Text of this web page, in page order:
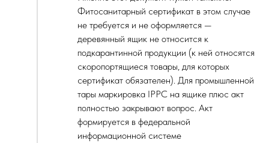
Фитосанитарный сертификат в этом случае
не требуется и не оформляется —
деревянный ящик не относится к
подкарантинной продукции (к ней относятся
скоропортящиеся товары, для которых
сертификат обязателен). Для промышленной
тары маркировка IPPC на ящике плюс акт
полностью закрывают вопрос. Акт
формируется в федеральной
информационной системе